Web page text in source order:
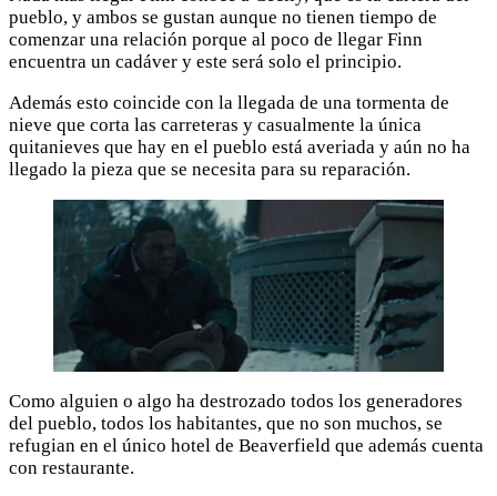
pueblo, y ambos se gustan aunque no tienen tiempo de
comenzar una relación porque al poco de llegar Finn
encuentra un cadáver y este será solo el principio.
Además esto coincide con la llegada de una tormenta de
nieve que corta las carreteras y casualmente la única
quitanieves que hay en el pueblo está averiada y aún no ha
llegado la pieza que se necesita para su reparación.
Como alguien o algo ha destrozado todos los generadores
del pueblo, todos los habitantes, que no son muchos, se
refugian en el único hotel de Beaverfield que además cuenta
con restaurante.